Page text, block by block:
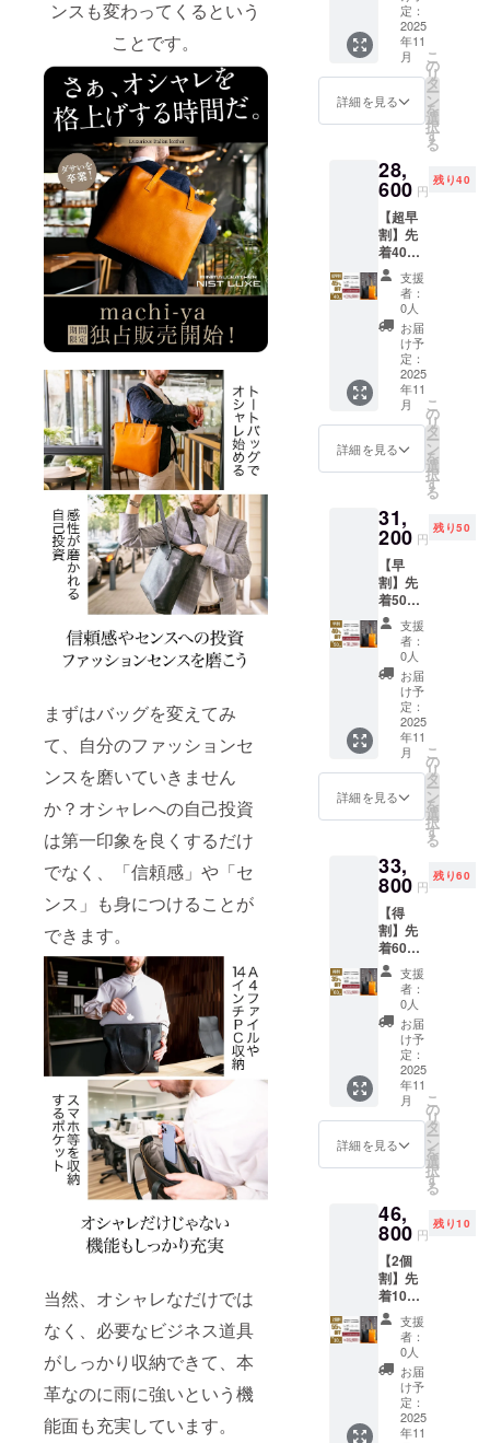
ンスも変わってくるという
ことです。
まずはバッグを変えてみ
て、自分のファッションセ
ンスを磨いていきません
か？オシャレへの自己投資
は第一印象を良くするだけ
でなく、「信頼感」や「セ
ンス」も身につけることが
できます。
当然、オシャレなだけでは
なく、必要なビジネス道具
がしっかり収納できて、本
革なのに雨に強いという機
能面も充実しています。
適正な価格
でご提供い
たします。
力工場と提
の製品、今
の時代に必
要とされて
いるプロダ
クトを企画
開発してい
ます。
日本国内の
有名バラエ
ティショッ
プへの商品
供給や200商
品以上もの
プロダクト
活かし、皆
様の生活を
少しでも豊
かにできれ
ば幸いで
す。
LUXE
（キャ
メルOR
ブラッ
ク） 日
本製
トート
《26,00
0円もお
得！》
一般販
売予定
価格
52,000
円
→【50
%OFF
26,000
円 ※税
込、送
料込み
の価格
です。
定：
2025
年11
月
詳細を見る
こ
の
リ
タ
ー
ン
を
選
択
す
る
28,
600 円
残り40
【超早
割】先
着40名
様 レ
ザー
トー
ト
NIST
LUXE
（キャ
メルOR
ブラッ
ク） 日
本製
トート
《23,40
0円もお
得！》
一般販
売予定
価格
52,000
円
→【45
%OFF
28,600
円 ※税
込、送
料込み
の価格
です。
支援
者：
0人
お届
け予
定：
2025
年11
月
詳細を見る
こ
の
リ
タ
ー
ン
を
選
択
す
る
31,
200 円
残り50
【早
割】先
着50名
様 レ
ザー
トー
ト
NIST
LUXE
（キャ
メルOR
ブラッ
ク） 日
本製
トート
《20,80
0円もお
得！》
一般販
売予定
価格
52,000
円
→【40
%OFF
31,200
円 ※税
込、送
料込み
の価格
です。
支援
者：
0人
お届
け予
定：
2025
年11
月
詳細を見る
こ
の
リ
タ
ー
ン
を
選
択
す
る
33,
800 円
残り60
【得
割】先
着60名
様 レ
ザー
トー
ト
NIST
LUXE
（キャ
メルOR
ブラッ
ク） 日
本製
トート
《18,20
0円もお
得！》
一般販
売予定
価格
52,000
円
→【35
%OFF
33,800
円 ※税
込、送
支援
者：
0人
お届
け予
定：
2025
年11
月
詳細を見る
こ
の
リ
タ
ー
ン
を
選
択
す
る
46,
800 円
残り10
【2個
割】先
着10名
様 レ
ザー
トー
ト
NIST
LUXE
（キャ
メルOR
支援
者：
0人
お届
け予
定：
2025
年11